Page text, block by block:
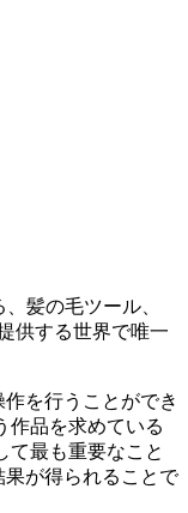
髪の毛ツール、
供する世界で唯一
を行うことができ
作品を求めている
て最も重要なこと
が得られることで